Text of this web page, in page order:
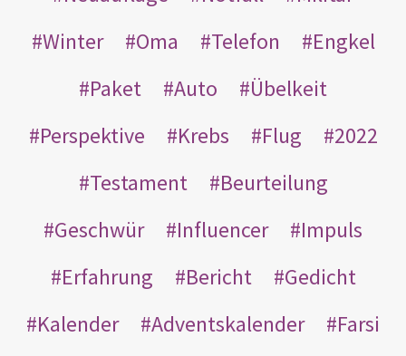
Winter
Oma Telefon
Engkel
Paket
Auto
Übelkeit
Perspektive
Krebs Flug
2022
Testament
Beurteilung
Geschwür
Influencer
Impuls
Erfahrung
Bericht
Gedicht
Kalender
Adventskalender
Farsi